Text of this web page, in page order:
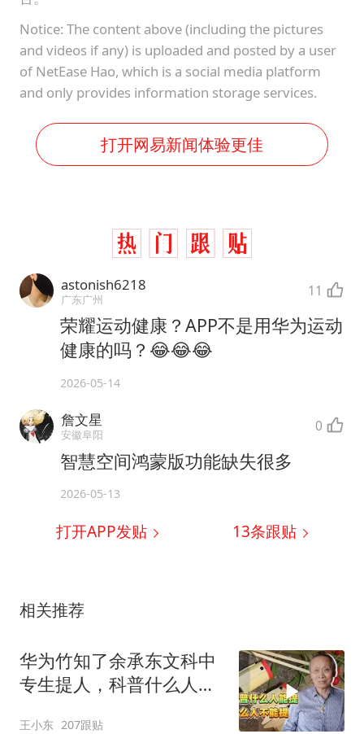
Notice: The content above (including the pictures
and videos if any) is uploaded and posted by a user
of NetEase Hao, which is a social media platform
and only provides information storage services.
打开网易新闻体验更佳
astonish6218
广东广州 11
荣耀运动健康？APP不是用华为运动
健康的吗？😂😂😂
2026-05-14
詹文星
安徽阜阳 0
智慧空间鸿蒙版功能缺失很多
2026-05-13
打开APP发贴 13条跟贴
相关推荐
华为竹知了余承东文科中
专生提人，科普什么人能
王小东 207跟贴